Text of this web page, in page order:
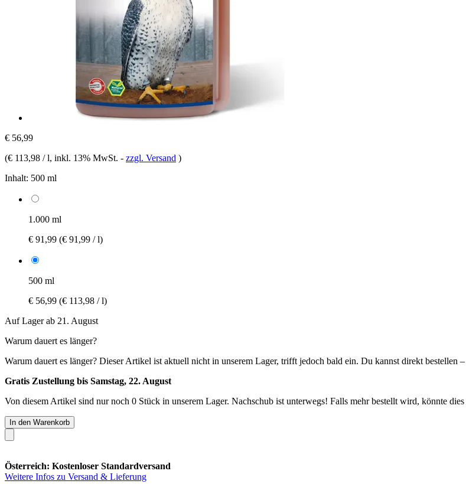
€ 56,99
(€ 113,98 / l, inkl. 13% MwSt. - zzgl. Versand )
Inhalt: 500 ml
1.000 ml
€ 91,99 (€ 91,99 / l)
500 ml
€ 56,99 (€ 113,98 / l)
Auf Lager ab 21. August
Warum dauert es länger?
Warum dauert es länger? Dieser Artikel ist aktuell nicht in unserem Lager, trifft jedoch bald ein. Du kannst direkt bestellen
Gratis Zustellung bis Samstag, 22. August
Von diesem Artikel sind nur noch 0 Stück in unserem Lager. Nachschub ist unterwegs! Falls mehr bestellt wird, könnte
In den Warenkorb
Österreich: Kostenloser Standardversand
Weitere Infos zu Versand & Lieferung